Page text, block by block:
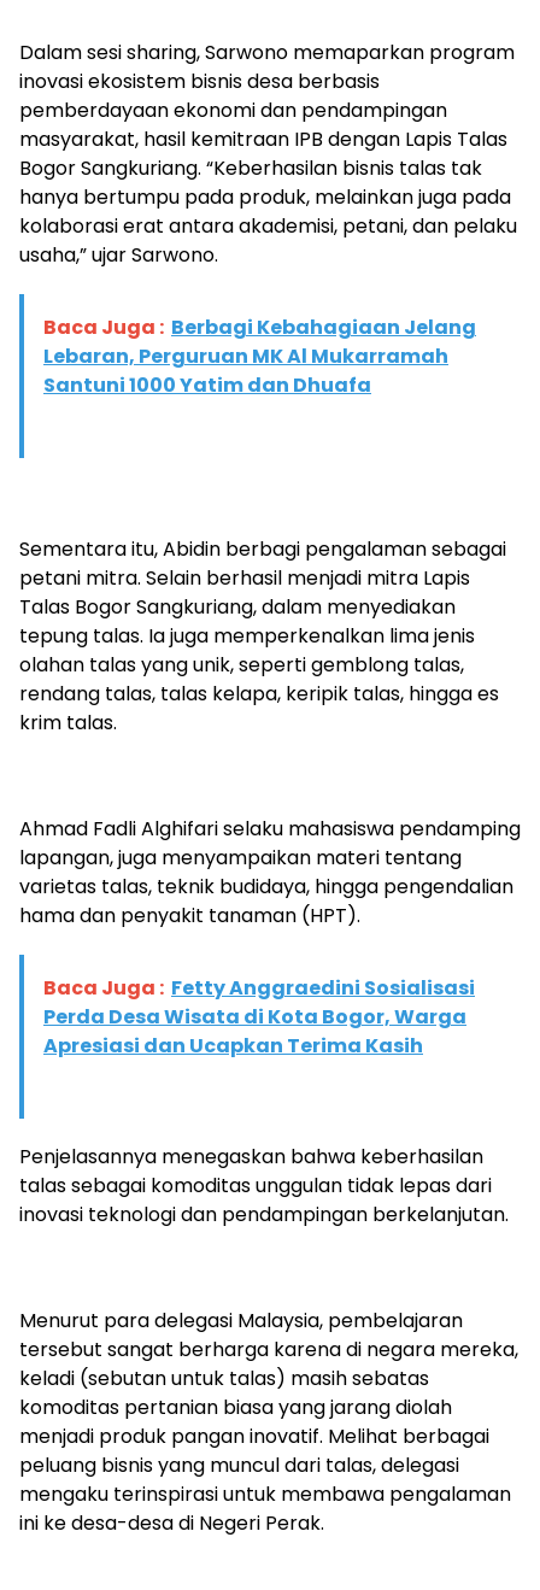
Dalam sesi sharing, Sarwono memaparkan program
inovasi ekosistem bisnis desa berbasis
pemberdayaan ekonomi dan pendampingan
masyarakat, hasil kemitraan IPB dengan Lapis Talas
Bogor Sangkuriang. “Keberhasilan bisnis talas tak
hanya bertumpu pada produk, melainkan juga pada
kolaborasi erat antara akademisi, petani, dan pelaku
usaha,” ujar Sarwono.
Baca Juga : Berbagi Kebahagiaan Jelang
Lebaran, Perguruan MK Al Mukarramah
Santuni 1000 Yatim dan Dhuafa
Sementara itu, Abidin berbagi pengalaman sebagai
petani mitra. Selain berhasil menjadi mitra Lapis
Talas Bogor Sangkuriang, dalam menyediakan
tepung talas. Ia juga memperkenalkan lima jenis
olahan talas yang unik, seperti gemblong talas,
rendang talas, talas kelapa, keripik talas, hingga es
krim talas.
Ahmad Fadli Alghifari selaku mahasiswa pendamping
lapangan, juga menyampaikan materi tentang
varietas talas, teknik budidaya, hingga pengendalian
hama dan penyakit tanaman (HPT).
Baca Juga : Fetty Anggraedini Sosialisasi
Perda Desa Wisata di Kota Bogor, Warga
Apresiasi dan Ucapkan Terima Kasih
Penjelasannya menegaskan bahwa keberhasilan
talas sebagai komoditas unggulan tidak lepas dari
inovasi teknologi dan pendampingan berkelanjutan.
Menurut para delegasi Malaysia, pembelajaran
tersebut sangat berharga karena di negara mereka,
keladi (sebutan untuk talas) masih sebatas
komoditas pertanian biasa yang jarang diolah
menjadi produk pangan inovatif. Melihat berbagai
peluang bisnis yang muncul dari talas, delegasi
mengaku terinspirasi untuk membawa pengalaman
ini ke desa-desa di Negeri Perak.